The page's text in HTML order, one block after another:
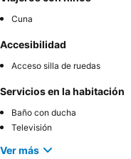
Cuna
Accesibilidad
Acceso silla de ruedas
Servicios en la habitación
Baño con ducha
Televisión
Ver más